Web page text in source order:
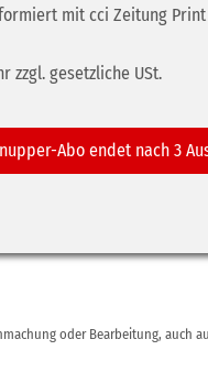
mit cci Zeitung
zzgl. gesetzliche USt.
Abo endet nach 3
oder Bearbeitung, auch